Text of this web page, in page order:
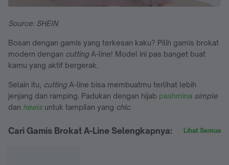
Source: SHEIN
Bosan dengan gamis yang terkesan kaku? Pilih gamis brokat
modern dengan cutting A-line! Model ini pas banget buat
kamu yang aktif bergerak.
Selain itu, cutting A-line bisa membuatmu terlihat lebih
jenjang dan ramping. Padukan dengan hijab pashmina simple
dan heels untuk tampilan yang chic.
Cari Gamis Brokat A-Line Selengkapnya: Lihat Semua